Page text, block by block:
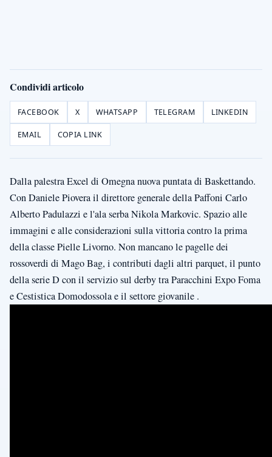
Condividi articolo
FACEBOOK X WHATSAPP TELEGRAM LINKEDIN
EMAIL COPIA LINK
Dalla palestra Excel di Omegna nuova puntata di Baskettando.
Con Daniele Piovera il direttore generale della Paffoni Carlo
Alberto Padulazzi e l'ala serba Nikola Markovic. Spazio alle
immagini e alle considerazioni sulla vittoria contro la prima
della classe Pielle Livorno. Non mancano le pagelle dei
rossoverdi di Mago Bag, i contributi dagli altri parquet, il punto
della serie D con il servizio sul derby tra Paracchini Expo Foma
e Cestistica Domodossola e il settore giovanile .